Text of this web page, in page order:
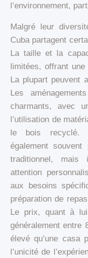
l’environnement,
Malgré leur
Cuba partagent
La taille et la
limitées, offrant
La plupart peuvent
Les
charmants, avec
l’utilisation de
le bois recyclé.
également
traditionnel,
attention
aux besoins
préparation de
Le prix, quant à
généralement entre
élevé qu’une casa
l’unicité de